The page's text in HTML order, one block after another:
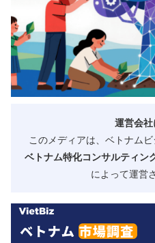
運営会
このメディアは、ベトナム
ベトナム特化コンサルティン
によって運営